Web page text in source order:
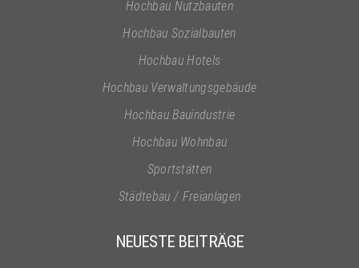
Hochbau Nutzbauten
Hochbau Sozialbauten
Hochbau Hotels
Hochbau Verwaltungsgebäude
Hochbau Bauindustrie
Hochbau Wohnbau
Sportstätten
Städtebau / Freianlagen
NEUESTE BEITRÄGE